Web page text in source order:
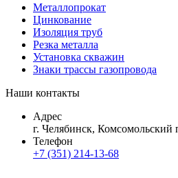
Металлопрокат
Цинкование
Изоляция труб
Резка металла
Установка скважин
Знаки трассы газопровода
Наши контакты
Адрес
г. Челябинск, Комсомольский
Телефон
+7 (351) 214-13-68